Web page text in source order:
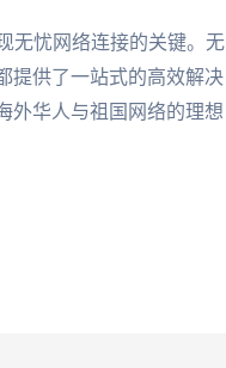
无忧网络连接的关键。无
提供了一站式的高效解决
外华人与祖国网络的理想